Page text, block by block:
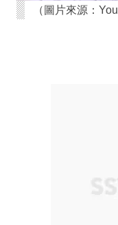
（圖片來源：